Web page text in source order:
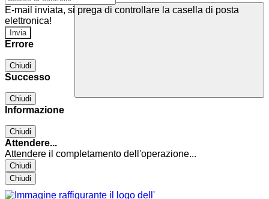
E-mail inviata, si prega di controllare la casella di posta
elettronica!
Errore
Chiudi
Successo
Chiudi
Informazione
Chiudi
Attendere...
Attendere il completamento dell'operazione...
Chiudi
Chiudi